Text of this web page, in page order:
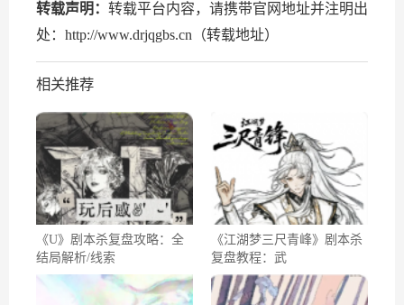
转载声明： 转载平台内容，请携带官网地址并注明出
处：http://www.drjqgbs.cn（转载地址）
相关推荐
《U》剧本杀复盘攻略：全
结局解析/线索
《江湖梦三尺青峰》剧本杀
复盘教程：武